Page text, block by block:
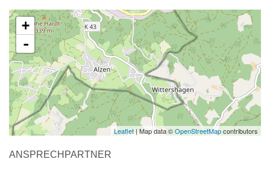
+
-
Leaflet| Map data ©OpenStreetMapcontributors
ANSPRECHPARTNER